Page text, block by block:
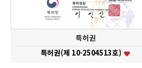
특허권
특허권(제 10-2504513호)